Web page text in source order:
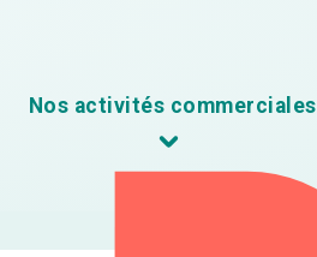
Nos activités commerciales